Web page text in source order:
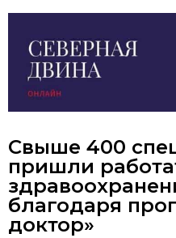
Свыше 400
пришли
благодаря
доктор»